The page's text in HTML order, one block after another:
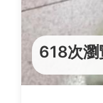
618次瀏